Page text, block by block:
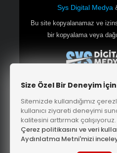
Sys Digital Medya
Bu site kopyalanamaz ve
bir kopyalama veya
Çerkezköy Web Tasarım|
|EsnafBuL.Net
Size Özel Bir Deneyim
Sitemizde kullandığımız
kullanıcı ziyareti deneyimi
kalitesini arttırmak çalışıyoruz.
Çerez politikasını ve veri
Aydınlatma Metni'mizi